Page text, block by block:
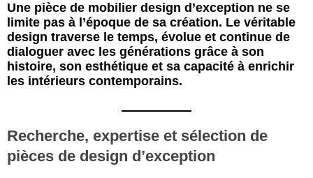
Une pièce de mobilier design d’exception ne se
limite pas à l’époque de sa création. Le véritable
design traverse le temps, évolue et continue de
dialoguer avec les générations grâce à son
histoire, son esthétique et sa capacité à enrichir
les intérieurs contemporains.
Recherche, expertise et sélection de
pièces de design d’exception